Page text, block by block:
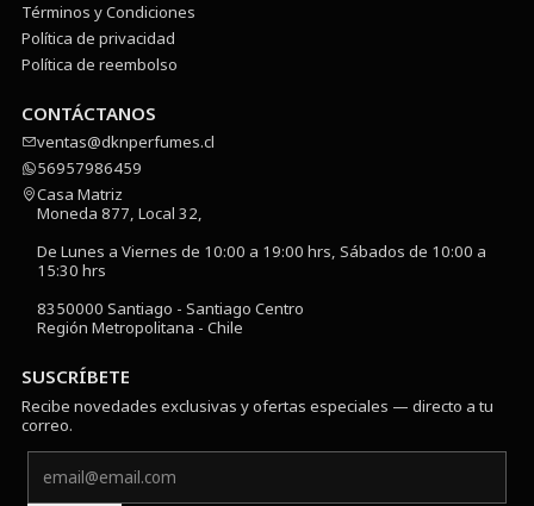
Términos y Condiciones
Política de privacidad
Política de reembolso
CONTÁCTANOS
ventas@dknperfumes.cl
56957986459
Casa Matriz
Moneda 877, Local 32,
De Lunes a Viernes de 10:00 a 19:00 hrs, Sábados de 10:00 a
15:30 hrs
8350000 Santiago - Santiago Centro
Región Metropolitana - Chile
SUSCRÍBETE
Recibe novedades exclusivas y ofertas especiales — directo a tu
correo.